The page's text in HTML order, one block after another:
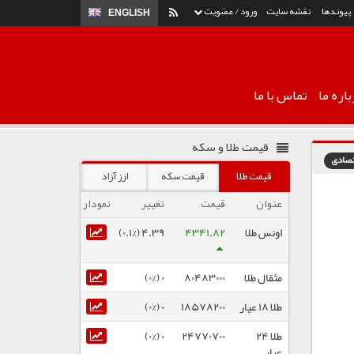
ورود / عضویت ENGLISH پیوندها نقشه سایت
ما تماس با ما
قیمت طلا و سکه
قیمت طلا قیمت سکه ارز آزاد
عنوان قیمت تغییر
نمودار
اونس طلا
4341.82
4.39 (0.1%)
مثقال طلا 80483000
0 (0%)
طلا ۱۸ عیار
18578200
0 (0%)
طلا ۲۴
24770700
0 (0%)